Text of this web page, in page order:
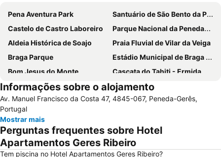
Pena Aventura Park
Santuário de São Bento da Porta Aberta
Castelo de Castro Laboreiro
Parque Nacional da Peneda-Gerês
Aldeia Histórica de Soajo
Praia Fluvial de Vilar da Veiga
Braga Parque
Estádio Municipal de Braga - Estádio AXA
Bom Jesus do Monte
Cascata do Tahiti - Ermida
Praia Fluvial do Taboão
Termas Romanas do Alto da Cividade
Estação de Caminhos de Ferro de Braga
Aquático de Fafe
Centro Histórico de Guimarães
DiverLanhoso
Minho Center
Azurara Parque Aventura
Igreja de Riba d'Ave
Informações sobre o alojamento
Av. Manuel Francisco da Costa 47, 4845-067, Peneda-Gerês,
Portugal
Mostrar mais
Perguntas frequentes sobre Hotel
Apartamentos Geres Ribeiro
Tem piscina no Hotel Apartamentos Geres Ribeiro?